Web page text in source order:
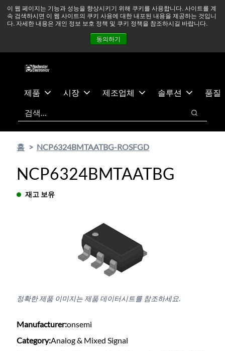
이 웹 페이지는 기능과 성능을 향상시키기 위해 쿠키를 사용합니다. 사이트를 계
속 검색하시면 이 웹 사이트의 쿠키 사용에 대한 내포된 내용을 제공하는 것입니
다. 자세한 내용은 개인 정보 보호 정책 및 쿠키 정책을 참조하시길 바랍니다.
동의하기
츠
건
중동 지역 상황을 지속적으로 주시하고 있으며, 모든 서비스는
정상적으로 운영되고 있습니다. 더 읽어보기 →
뉴스
문의하기
제품 시장 제조업체 솔루션
품질
검색
검색
홈 NCP6324BMTAATBG-ROSFGD
NCP6324BMTAATBG
재고 보유
정확한 제품 이미지는 제품 데이터시트를 참조하세요.
Manufacturer:onsemi
Category:Analog & Mixed Signal